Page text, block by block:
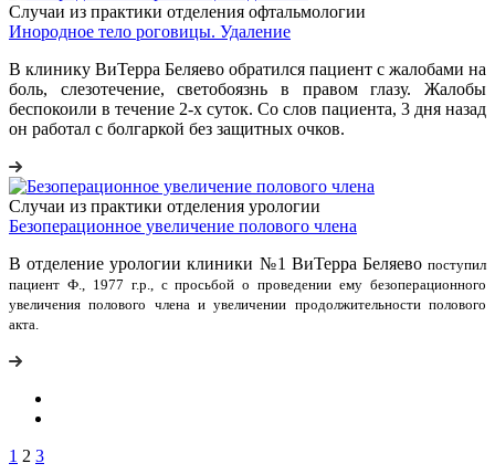
Случаи из практики отделения офтальмологии
Инородное тело роговицы. Удаление
В клинику ВиТерра Беляево обратился пациент с жалобами на
боль, слезотечение, светобоязнь в правом глазу. Жалобы
беспокоили в течение 2-х суток. Со слов пациента, 3 дня назад
он работал с болгаркой без защитных очков.
Случаи из практики отделения урологии
Безоперационное увеличение полового члена
В отделение урологии клиники №1 ВиТерра Беляево поступил
пациент Ф., 1977 г.р., с просьбой о проведении ему безоперационного
увеличения полового члена и увеличении продолжительности полового
акта.
1 2 3